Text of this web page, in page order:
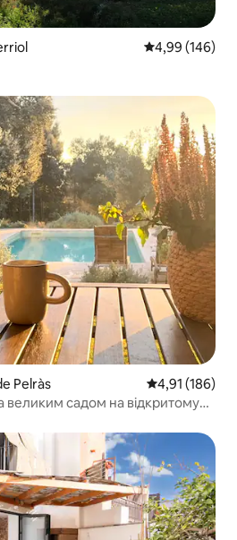
Середня
4,99 (146)
Pelràs Середня
4,91 (186)
великим садом на відкритому